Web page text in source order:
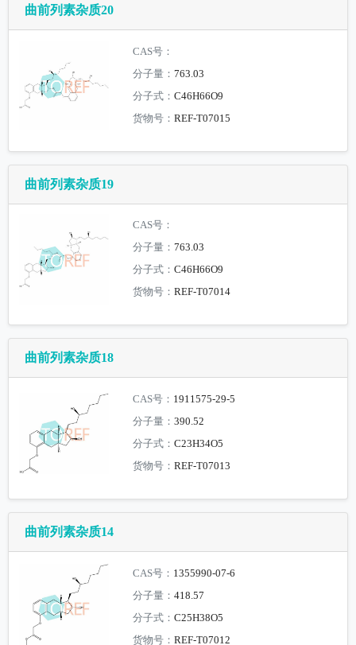
曲前列素杂质20
CAS号：
分子量：763.03
分子式：C46H66O9
货物号：REF-T07015
曲前列素杂质19
CAS号：
分子量：763.03
分子式：C46H66O9
货物号：REF-T07014
曲前列素杂质18
CAS号： 1911575-29-5
分子量：390.52
分子式：C23H34O5
货物号：REF-T07013
曲前列素杂质14
CAS号： 1355990-07-6
分子量：418.57
分子式：C25H38O5
货物号：REF-T07012